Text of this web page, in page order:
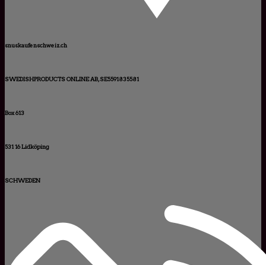
snuskaufenschweiz.ch
SWEDISHPRODUCTS ONLINE AB, SE5591835581
Box 613
531 16 Lidköping
SCHWEDEN